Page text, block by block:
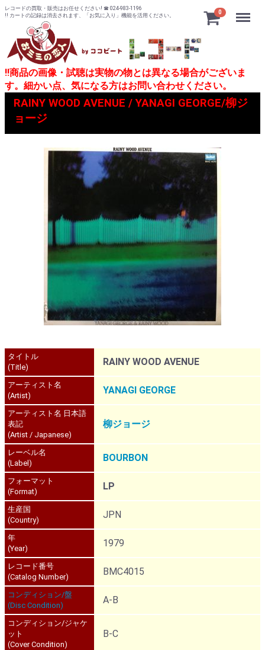
レコードの買取・販売はお任せください! ☎ 024-983-1196
!! カートの記録は消去されます、「お気に入り」機能を活用ください。
0 Menu
!!商品の画像・試聴は実物の物とは異なる場合がございま
す。細かい点、気になる方はお問い合わせください。
RAINY WOOD AVENUE / YANAGI GEORGE/柳ジ
ョージ
タイトル
(Title)
RAINY WOOD AVENUE
アーティスト名
(Artist)
YANAGI GEORGE
アーティスト名 日本語
表記
(Artist / Japanese)
柳ジョージ
レーベル名
(Label)
BOURBON
フォーマット
(Format)
LP
生産国
(Country)
JPN
年
(Year)
1979
レコード番号
(Catalog Number)
BMC4015
コンディション/盤
(Disc Condition)
A-B
コンディション/ジャケ
ット
(Cover Condition)
B-C